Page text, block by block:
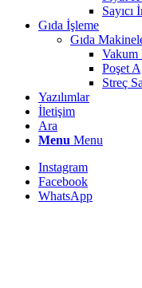
Sayıcı
Gıda İşleme
Gıda
Vakum
Poşet
Streç
Yazılımlar
İletişim
Ara
Menu Menu
Instagram
Facebook
WhatsApp